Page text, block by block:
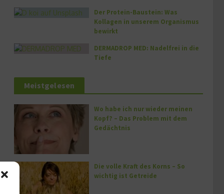
Der Protein-Baustein: Was
Kollagen in unserem Organismus
bewirkt
DERMADROP MED: Nadelfrei in die
Tiefe
Meistgelesen
Wo habe ich nur wieder meinen
Kopf? – Das Problem mit dem
Gedächtnis
Die volle Kraft des Korns – So
wichtig ist Getreide